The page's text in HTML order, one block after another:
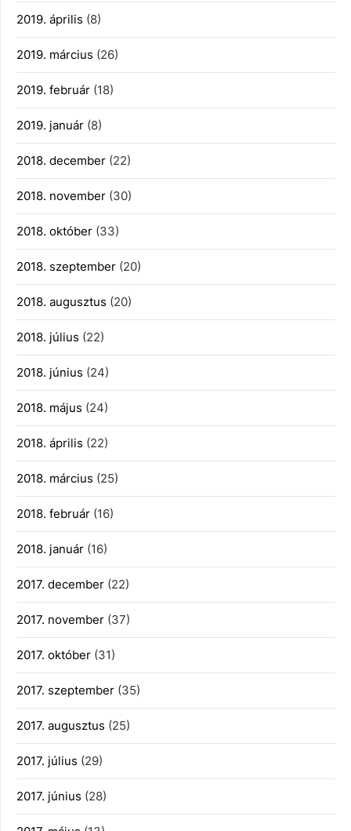
2019. április (8)
2019. március (26)
2019. február (18)
2019. január (8)
2018. december (22)
2018. november (30)
2018. október (33)
2018. szeptember (20)
2018. augusztus (20)
2018. július (22)
2018. június (24)
2018. május (24)
2018. április (22)
2018. március (25)
2018. február (16)
2018. január (16)
2017. december (22)
2017. november (37)
2017. október (31)
2017. szeptember (35)
2017. augusztus (25)
2017. július (29)
2017. június (28)